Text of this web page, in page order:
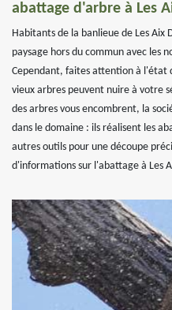
abattage d'arbre à Les
Habitants de la banlieue de Les Aix
paysage hors du commun avec les
Cependant, faites attention à l'état
vieux arbres peuvent nuire à votre
des arbres vous encombrent, la
dans le domaine : ils réalisent les
autres outils pour une découpe
d'informations sur l'abattage à Les